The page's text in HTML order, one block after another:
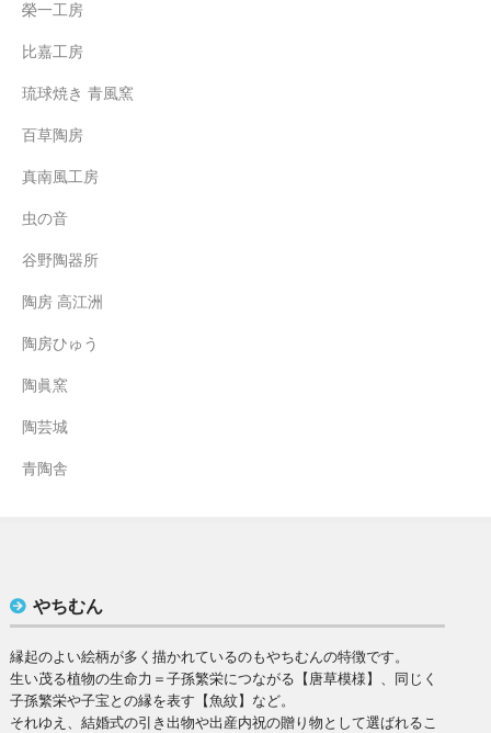
榮一工房
比嘉工房
琉球焼き 青風窯
百草陶房
真南風工房
虫の音
谷野陶器所
陶房 高江洲
陶房ひゅう
陶眞窯
陶芸城
青陶舎
やちむん
縁起のよい絵柄が多く描かれているのもやちむんの特徴です。
生い茂る植物の生命力＝子孫繁栄につながる【唐草模様】、同じく
子孫繁栄や子宝との縁を表す【魚紋】など。
それゆえ、結婚式の引き出物や出産内祝の贈り物として選ばれるこ